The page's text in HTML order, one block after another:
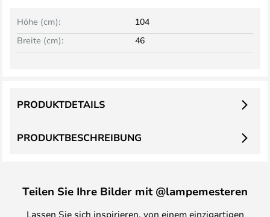
Breite (cm): 46
Höhe (cm): 104
PRODUKTBESCHREIBUNG
PRODUKTDETAILS
Teilen Sie Ihre Bilder mit @lampemesteren
Lassen Sie sich inspirieren, von einem einzigartigen